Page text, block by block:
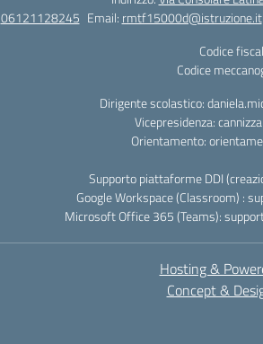
06121128245 Email: rmtf15000d@istruzione.it
Codice
Codice
Dirigente scolastico:
Vicepresidenza:
Orientamento:
Supporto piattaforme DDI
Google Workspace (Classroom) :
Microsoft Office 365 (Teams):
Hosting &
Concept &